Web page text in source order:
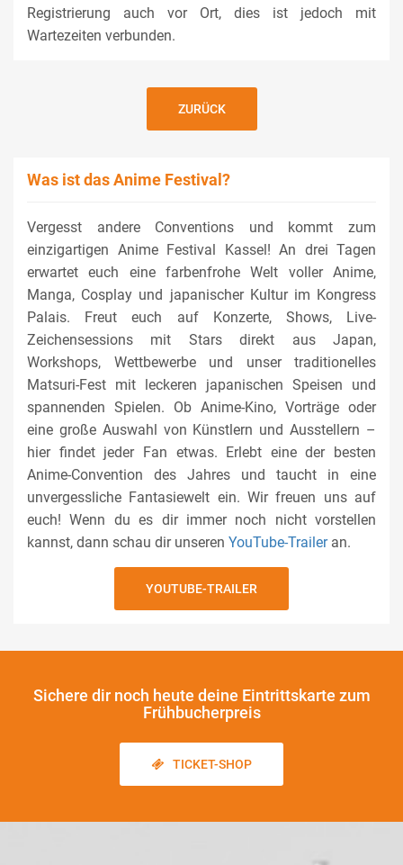
Registrierung auch vor Ort, dies ist jedoch mit
Wartezeiten verbunden.
ZURÜCK
Was ist das Anime Festival?
Vergesst andere Conventions und kommt zum
einzigartigen Anime Festival Kassel! An drei Tagen
erwartet euch eine farbenfrohe Welt voller Anime,
Manga, Cosplay und japanischer Kultur im Kongress
Palais. Freut euch auf Konzerte, Shows, Live-
Zeichensessions mit Stars direkt aus Japan,
Workshops, Wettbewerbe und unser traditionelles
Matsuri-Fest mit leckeren japanischen Speisen und
spannenden Spielen. Ob Anime-Kino, Vorträge oder
eine große Auswahl von Künstlern und Ausstellern –
hier findet jeder Fan etwas. Erlebt eine der besten
Anime-Convention des Jahres und taucht in eine
unvergessliche Fantasiewelt ein. Wir freuen uns auf
euch! Wenn du es dir immer noch nicht vorstellen
kannst, dann schau dir unseren YouTube-Traileran.
YOUTUBE-TRAILER
Sichere dir noch heute deine Eintrittskarte zum
Frühbucherpreis
TICKET-SHOP